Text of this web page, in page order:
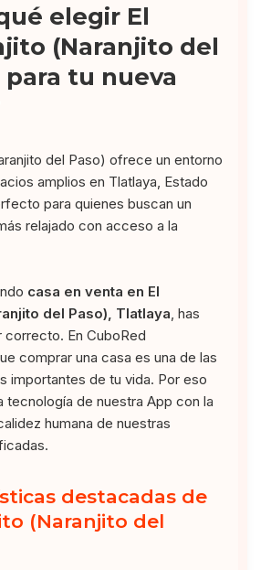
elegir El
(Naranjito del
para tu nueva
del Paso) ofrece un entorno
amplios en Tlatlaya, Estado
para quienes buscan un
relajado con acceso a la
casa en venta en El
del Paso), Tlatlaya , has
correcto. En CuboRed
comprar una casa es una de las
importantes de tu vida. Por eso
tecnología de nuestra App con la
humana de nuestras
destacadas de
(Naranjito del